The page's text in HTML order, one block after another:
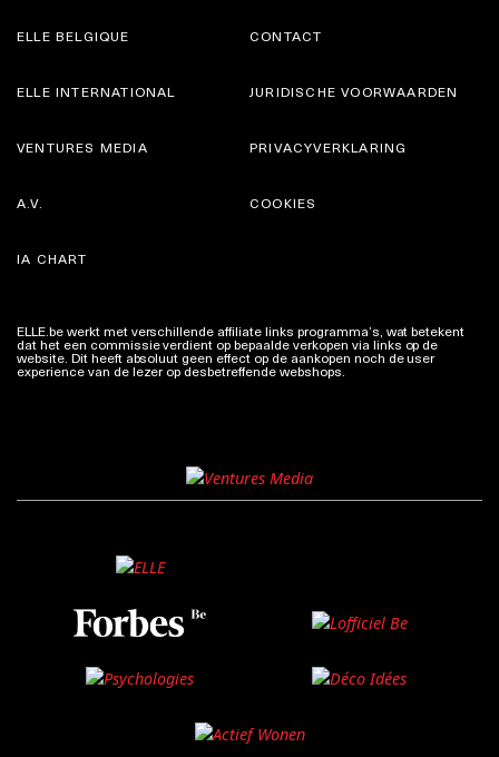
ELLE BELGIQUE CONTACT
ELLE INTERNATIONAL
VENTURES MEDIA
JURIDISCHE VOORWAARDEN
PRIVACYVERKLARING
A.V.
IA CHART
COOKIES
ELLE.be werkt met verschillende affiliate links programma’s, wat betekent
dat het een commissie verdient op bepaalde verkopen via links op de
website. Dit heeft absoluut geen effect op de aankopen noch de user
experience van de lezer op desbetreffende webshops.